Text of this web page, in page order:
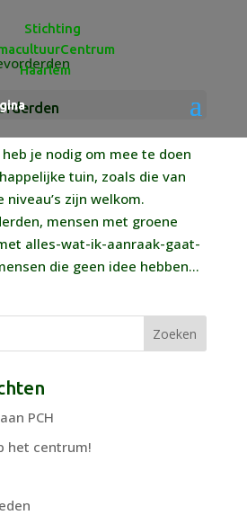
je nodig om mee te doen
tuin, zoals die van
niveau’s zijn welkom.
mensen met groene
alles-wat-ik-aanraak-gaat-
die geen idee hebben...
PCH
het centrum!